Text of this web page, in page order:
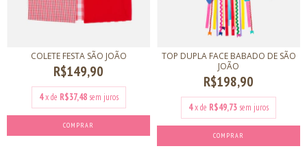
COLETE FESTA SÃO JOÃO
R$149,90
4 x de R$37,48 sem juros
COMPRAR
TOP DUPLA FACE BABADO DE SÃO
JOÃO
R$198,90
4x de R$49,73 sem juros
COMPRAR